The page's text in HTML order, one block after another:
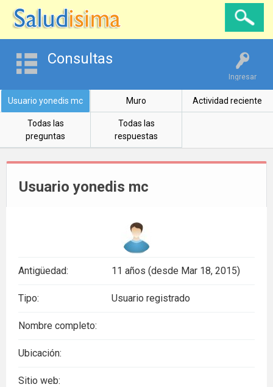
Ingresar
Consultas
Usuario yonedis mc Muro Actividad reciente
Todas las
preguntas
Todas las
respuestas
Usuario yonedis mc
Antigüedad: 11 años (desde Mar 18, 2015)
Tipo: Usuario registrado
Nombre completo:
Ubicación:
Sitio web: